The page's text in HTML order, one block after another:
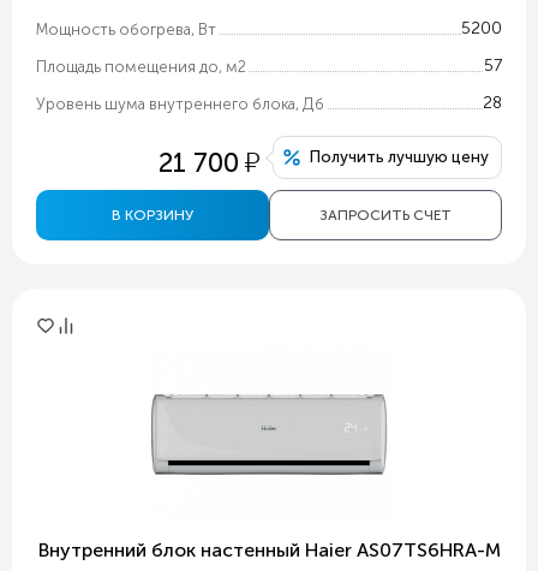
Мощность обогрева, Вт 5200
Площадь помещения до, м2 57
Уровень шума внутреннего блока, Дб 28
21 700 у Получить лучшую цену
ЗАПРОСИТЬ СЧЕТ
В КОРЗИНУ
Внутренний блок настенный Haier AS07TS6HRA-M